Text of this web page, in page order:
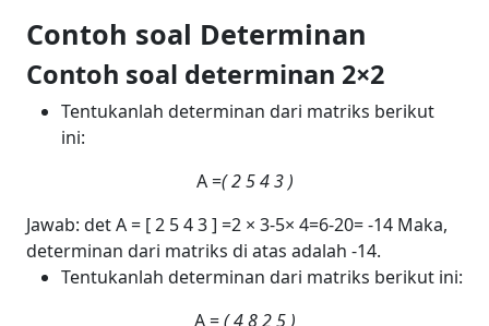
Contoh soal Determinan
Contoh soal determinan 2×2
Tentukanlah determinan dari matriks berikut
ini:
A =(25 4 3 )
Jawab: det A = [2 543 ] =2 × 3-5× 4=6-20= -14 Maka,
determinan dari matriks di atas adalah -14.
Tentukanlah determinan dari matriks berikut ini:
A =(4 8 2 5 )